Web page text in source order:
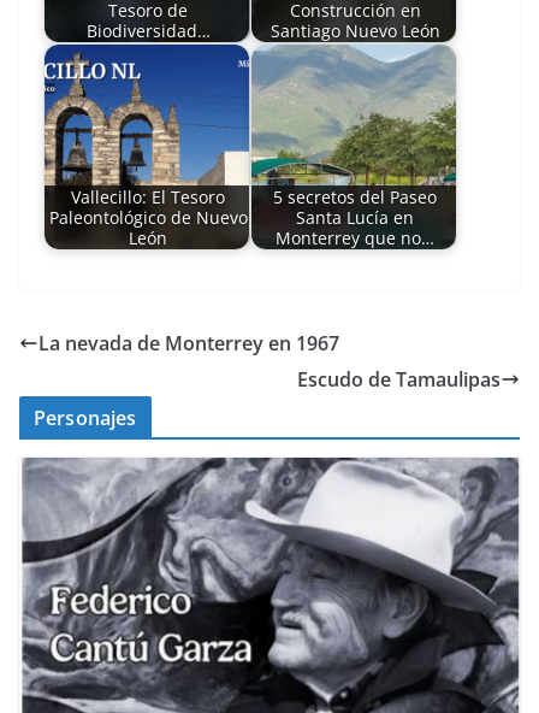
Tesoro de
Biodiversidad…
Construcción en
Santiago Nuevo León
Vallecillo: El Tesoro
Paleontológico de Nuevo
León
5 secretos del Paseo
Santa Lucía en
Monterrey que no…
La nevada de Monterrey en 1967
Escudo de Tamaulipas
Personajes